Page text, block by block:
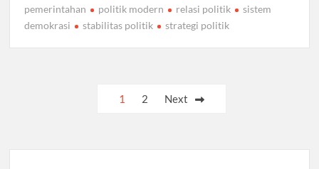
pemerintahan
politik modern relasi politik
sistem
demokrasi
stabilitas politik strategi politik
1 2 Next